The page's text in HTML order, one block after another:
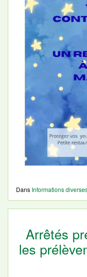
Dans Informations
Arrêtés
les